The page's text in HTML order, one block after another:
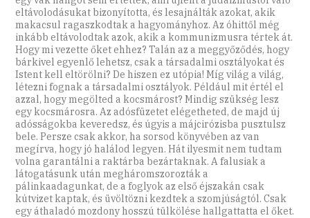
eltávolodásukat bizonyította, és lesajnálták azokat, akik
makacsul ragaszkodtak a hagyományhoz. Az óhittől még
inkább eltávolodtak azok, akik a kommunizmusra tértek át.
Hogy mi vezette őket ehhez? Talán az a meggyőződés, hogy
bárkivel egyenlő lehetsz, csak a társadalmi osztályokat és
Istent kell eltörölni? De hiszen ez utópia! Míg világ a világ,
létezni fognak a társadalmi osztályok. Például mit értél el
azzal, hogy megölted a kocsmárost? Mindig szükség lesz
egy kocsmárosra. Az adósfüzetet elégetheted, de majd új
adósságokba keveredsz, és úgyis a májcirózisba pusztulsz
bele. Persze csak akkor, ha sorsod könyvében az van
megírva, hogy jó halálod legyen. Hát ilyesmit nem tudtam
volna garantálni a raktárba bezártaknak. A falusiak a
látogatásunk után megháromszorozták a
pálinkaadagunkat, de a foglyok az első éjszakán csak
kútvizet kaptak, és üvöltözni kezdtek a szomjúságtól. Csak
egy áthaladó mozdony hosszú tülkölése hallgattatta el őket.